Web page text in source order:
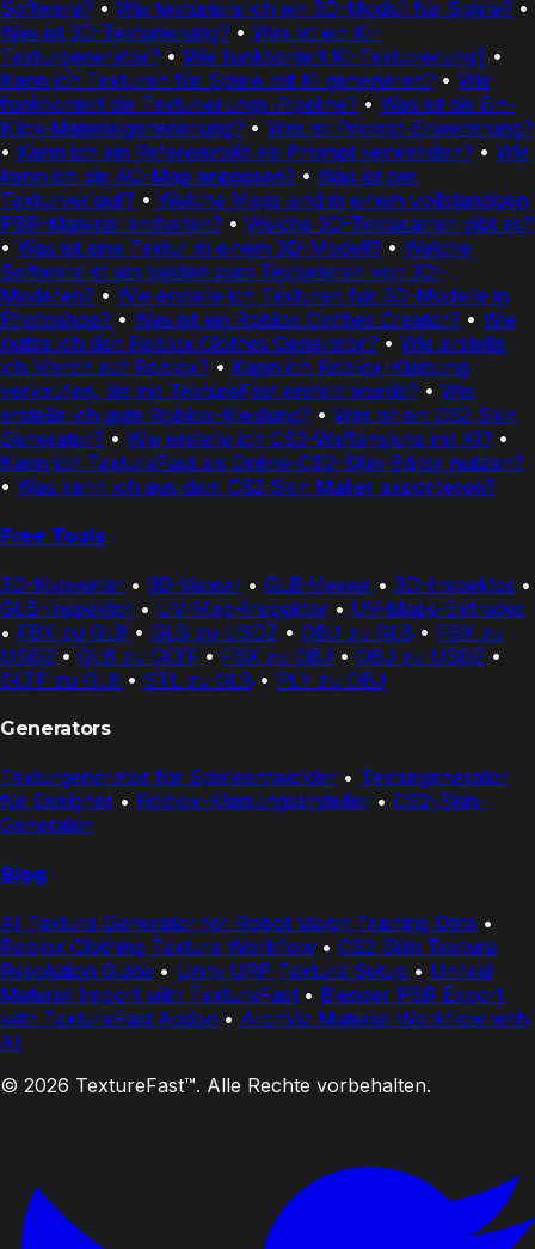
Software? • Wie texturiere ich ein 3D-Modell für Spiele? •
Was ist 3D-Texturierung? • Was ist ein KI-
Texturgenerator? • Wie funktioniert KI-Texturierung? •
Kann ich Texturen für Spiele mit KI generieren? • Wie
funktioniert die Texturierungs-Pipeline? • Was ist die Ein-
Klick-Materialgenerierung? • Was ist Prompt-Erweiterung?
• Kann ich ein Referenzbild als Prompt verwenden? • Wie
kann ich die AO-Map anpassen? • Was ist der
Texturverlauf? • Welche Maps sind in einem vollständigen
PBR-Material enthalten? • Welche 3D-Texturarten gibt es?
• Was ist eine Textur in einem 3D-Modell? • Welche
Software ist am besten zum Texturieren von 3D-
Modellen? • Wie erstelle ich Texturen für 3D-Modelle in
Photoshop? • Was ist ein Roblox Clothes Creator? • Wie
nutze ich den Roblox Clothes Generator? • Wie erstelle
ich Merch auf Roblox? • Kann ich Roblox-Kleidung
verkaufen, die mit TextureFast erstellt wurde? • Wie
erstelle ich gute Roblox-Kleidung? • Was ist ein CS2 Skin
Generator? • Wie erstelle ich CS2-Waffenskins mit KI? •
Kann ich TextureFast als Online-CS2-Skin-Editor nutzen?
• Was kann ich aus dem CS2 Skin Maker exportieren?
Free Tools
3D-Konverter • 3D-Viewer • GLB-Viewer • 3D-Inspektor •
GLB-Inspektor • UV-Map-Inspektor • UV-Maps-Extruder
• FBX zu GLB • GLB zu USDZ • OBJ zu GLB • FBX zu
USDZ • GLB zu GLTF • FBX zu OBJ • OBJ zu USDZ •
GLTF zu GLB • STL zu GLB • PLY zu OBJ
Generators
Texturgenerator für Spieleentwickler • Texturgenerator
für Designer • Roblox-Kleidungsersteller • CS2-Skin-
Generator
Blog
AI Texture Generator for Robot Vision Training Data •
Roblox Clothing Texture Workflow • CS2 Skin Texture
Resolution Guide • Unity URP Texture Setup • Unreal
Material Import with TextureFast • Blender PBR Export
with TextureFast Addon • ArchViz Material Workflow with
AI
© 2026 TextureFast™. Alle Rechte vorbehalten.